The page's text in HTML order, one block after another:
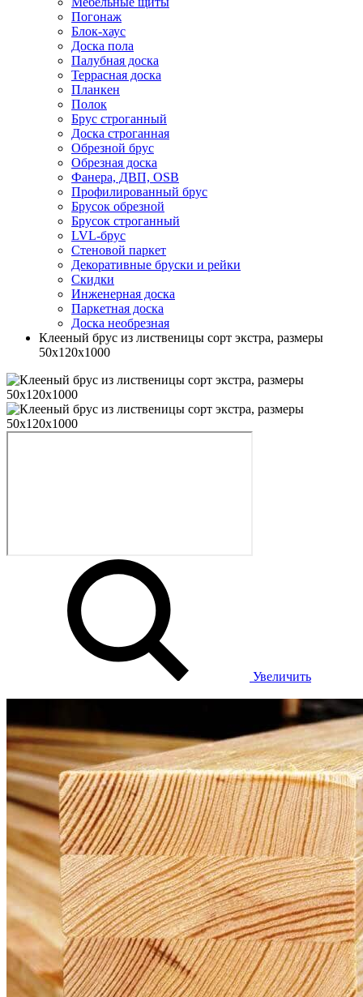
Погонаж
Блок-хаус
Доска пола
Палубная доска
Террасная доска
Планкен
Полок
Брус строганный
Доска строганная
Обрезной брус
Обрезная доска
Фанера, ДВП, OSB
Профилированный брус
Брусок обрезной
Брусок строганный
LVL-брус
Стеновой паркет
Декоративные бруски и рейки
Скидки
Инженерная доска
Паркетная доска
Доска необрезная
Клееный брус из лиственицы сорт экстра, размеры
50х120х1000
Увеличить